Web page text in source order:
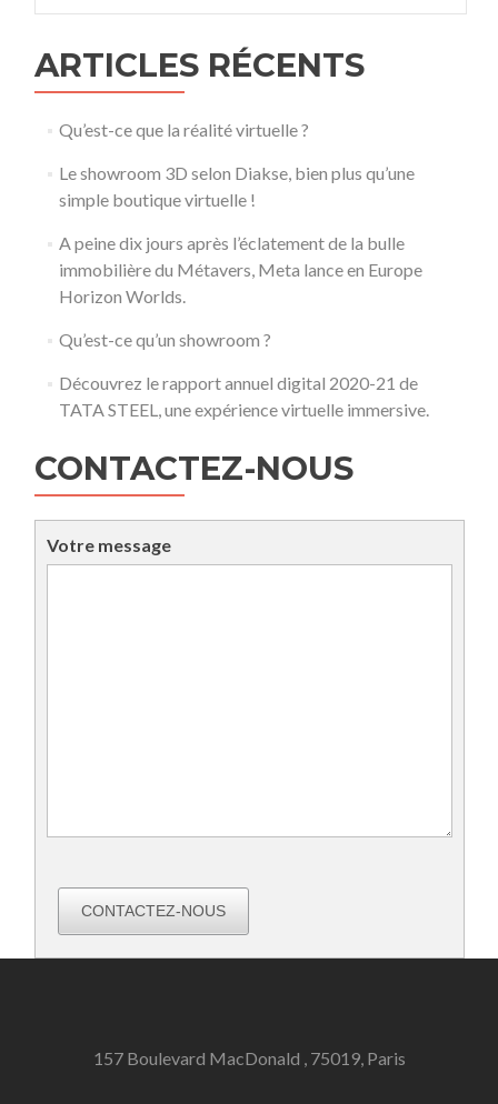
ARTICLES RÉCENTS
Qu’est-ce que la réalité virtuelle ?
Le showroom 3D selon Diakse, bien plus qu’une
simple boutique virtuelle !
A peine dix jours après l’éclatement de la bulle
immobilière du Métavers, Meta lance en Europe
Horizon Worlds.
Qu’est-ce qu’un showroom ?
Découvrez le rapport annuel digital 2020-21 de
TATA STEEL, une expérience virtuelle immersive.
CONTACTEZ-NOUS
Votre message
CONTACTEZ-NOUS
157 Boulevard MacDonald , 75019, Paris